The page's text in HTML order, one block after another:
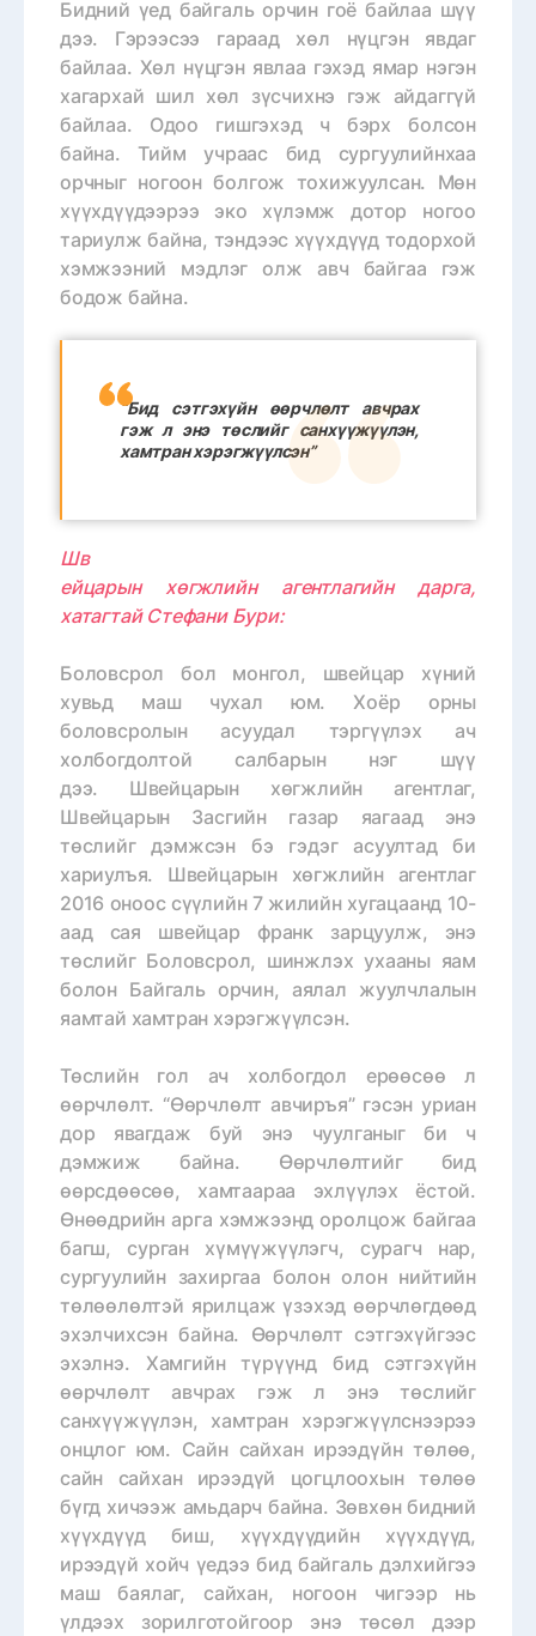
Бидний үед байгаль орчин гоё байлаа шүү
дээ. Гэрээсээ гараад хөл нүцгэн явдаг
байлаа. Хөл нүцгэн явлаа гэхэд ямар нэгэн
хагархай шил хөл зүсчихнэ гэж айдаггүй
байлаа. Одоо гишгэхэд ч бэрх болсон
байна. Тийм учраас бид сургуулийнхаа
орчныг ногоон болгож тохижуулсан. Мөн
хүүхдүүдээрээ эко хүлэмж дотор ногоо
тариулж байна, тэндээс хүүхдүүд тодорхой
хэмжээний мэдлэг олж авч байгаа гэж
бодож байна.
“Бид сэтгэхүйн өөрчлөлт авчрах
гэж л энэ төслийг санхүүжүүлэн,
хамтран хэрэгжүүлсэн”
Шв
ейцарын хөгжлийн агентлагийн дарга,
хатагтай Стефани Бури:
Боловсрол бол монгол, швейцар хүний
хувьд маш чухал юм. Хоёр орны
боловсролын асуудал тэргүүлэх ач
холбогдолтой салбарын нэг шүү
дээ. Швейцарын хөгжлийн агентлаг,
Швейцарын Засгийн газар яагаад энэ
төслийг дэмжсэн бэ гэдэг асуултад би
хариулъя. Швейцарын хөгжлийн агентлаг
2016 оноос сүүлийн 7 жилийн хугацаанд 10-
аад сая швейцар франк зарцуулж, энэ
төслийг Боловсрол, шинжлэх ухааны яам
болон Байгаль орчин, аялал жуулчлалын
яамтай хамтран хэрэгжүүлсэн.
Төслийн гол ач холбогдол ерөөсөө л
өөрчлөлт. “Өөрчлөлт авчиръя” гэсэн уриан
дор явагдаж буй энэ чуулганыг би ч
дэмжиж байна. Өөрчлөлтийг бид
өөрсдөөсөө, хамтаараа эхлүүлэх ёстой.
Өнөөдрийн арга хэмжээнд оролцож байгаа
багш, сурган хүмүүжүүлэгч, сурагч нар,
сургуулийн захиргаа болон олон нийтийн
төлөөлөлтэй ярилцаж үзэхэд өөрчлөгдөөд
эхэлчихсэн байна. Өөрчлөлт сэтгэхүйгээс
эхэлнэ. Хамгийн түрүүнд бид сэтгэхүйн
өөрчлөлт авчрах гэж л энэ төслийг
санхүүжүүлэн, хамтран хэрэгжүүлснээрээ
онцлог юм. Сайн сайхан ирээдүйн төлөө,
сайн сайхан ирээдүй цогцлоохын төлөө
бүгд хичээж амьдарч байна. Зөвхөн бидний
хүүхдүүд биш, хүүхдүүдийн хүүхдүүд,
ирээдүй хойч үедээ бид байгаль дэлхийгээ
маш баялаг, сайхан, ногоон чигээр нь
үлдээх зорилготойгоор энэ төсөл дээр